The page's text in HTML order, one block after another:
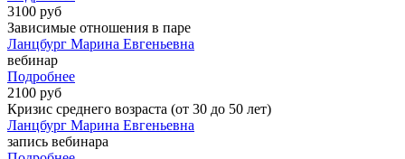
3100 руб
Зависимые отношения в паре
Ланцбург Марина Евгеньевна
вебинар
Подробнее
2100 руб
Кризис среднего возраста (от 30 до 50 лет)
Ланцбург Марина Евгеньевна
запись вебинара